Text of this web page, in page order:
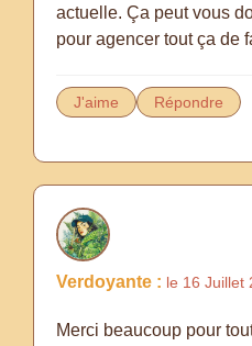
actuelle. Ça peut vous
pour agencer tout ça de
J'aime Répondre
Verdoyante : le 16 Juillet
Merci beaucoup pour